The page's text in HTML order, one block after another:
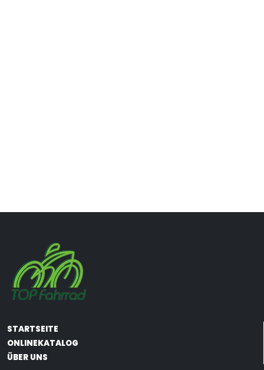
STARTSEITE
ONLINEKATALOG
ÜBER UNS